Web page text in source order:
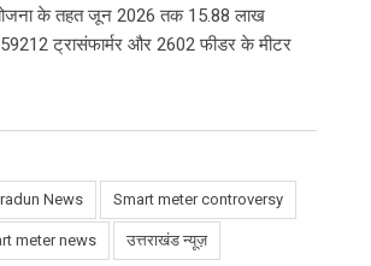
योजना के तहत जून 2026 तक 15.88 लाख
ट्रासंफार्मर और 2602 फीडर के मीटर
News Smart meter controversy
meter news उत्तराखंड न्यूज़